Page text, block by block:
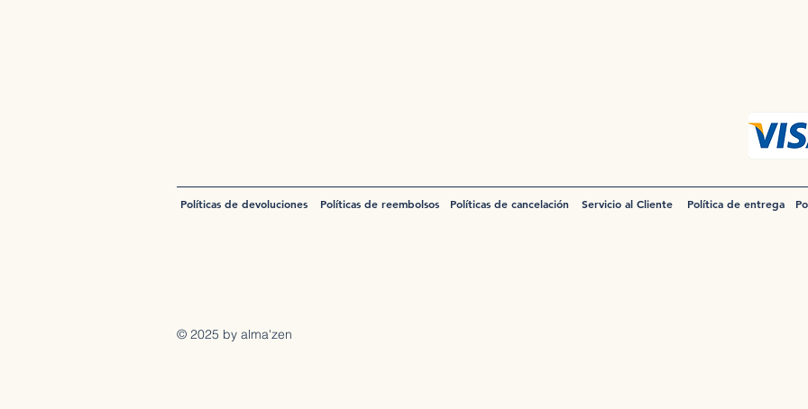
Políticas de devoluciones Políticas de reembolsos Políticas de cancelación Servicio al Cliente Política de entrega
© 2025 by alma'zen